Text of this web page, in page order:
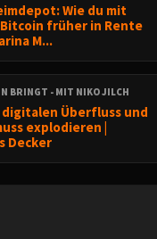
Links dienen
oder Empfehlung
dadurch nicht ersetzt
Wie du mit
früher in Rente
M...
BRINGT - MIT NIKO JILCH
Überfluss und
explodieren |
Decker